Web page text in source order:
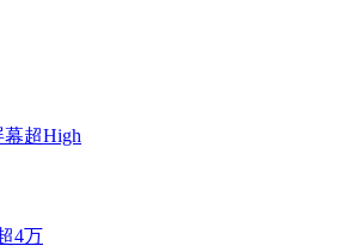
幕超High
4万